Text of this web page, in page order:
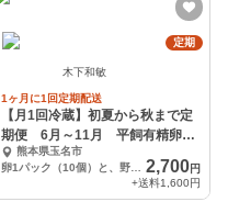
定期
木下和敏
1ヶ月に1回定期配送
【月1回冷蔵】初夏から秋まで定
期便 6月～11月 平飼有精卵と
旬野菜セット便
熊本県玉名市
卵1パック（10個）と、野菜5～6品種です。
2,700円
+送料1,600円